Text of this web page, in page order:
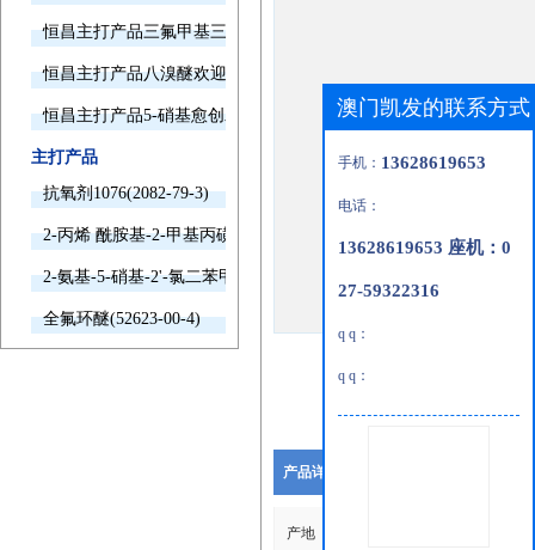
恒昌主打产品三氟甲基三甲基硅烷欢迎询价
恒昌主打产品八溴醚欢迎询价
恒昌主打产品5-硝基愈创木酚钠欢迎询价
主打产品
抗氧剂1076(2082-79-3)
2-丙烯 酰胺基-2-甲基丙磺酸(15214-89-8)
2-氨基-5-硝基-2'-氯二苯甲酮(2011-66-7)
全氟环醚(52623-00-4)
产品详细说明
产地
澳门凯发的联系方式
手机： 13628619653
电话：
13628619653 座机：0
27-59322316
q q：
q q：